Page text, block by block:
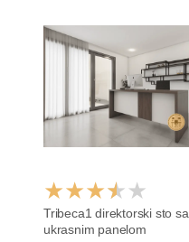
Tribeca1 direktorski sto sa
ukrasnim panelom